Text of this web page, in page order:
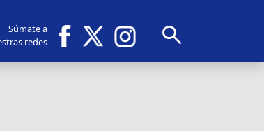
Súmate a
redes
search